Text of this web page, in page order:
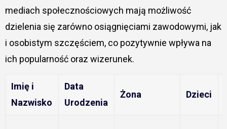
mediach społecznościowych mają możliwość
dzielenia się zarówno osiągnięciami zawodowymi, jak
i osobistym szczęściem, co pozytywnie wpływa na
ich popularność oraz wizerunek.
Imię i
Nazwisko
Data
Urodzenia
Żona Dzieci